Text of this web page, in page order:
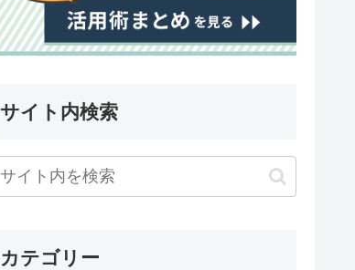
サイト内検索
カテゴリー